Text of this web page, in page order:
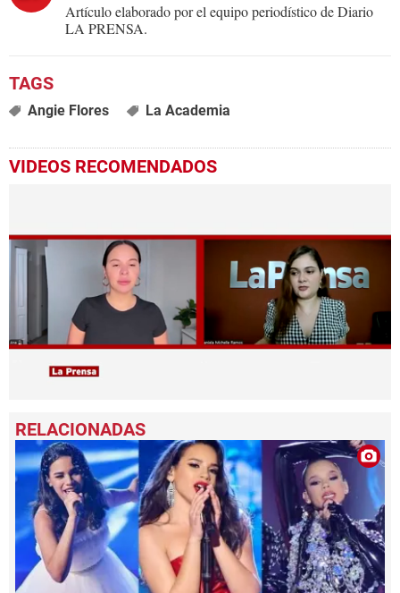
Artículo elaborado por el equipo periodístico de Diario
LA PRENSA.
Angie Flores La Academia
VIDEOS RECOMENDADOS
seconds
of
minutes,
18
seconds